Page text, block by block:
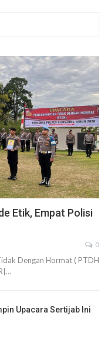
Etik, Empat Polisi
0
Dengan Hormat ( PTDH
Upacara Sertijab Ini